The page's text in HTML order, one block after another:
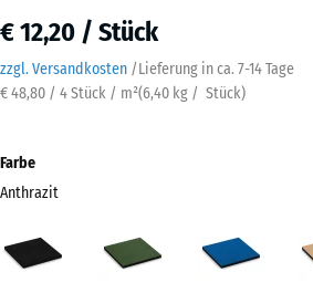
€ 12,20 / Stück
zzgl. Versandkosten /Lieferung in ca. 7-14 Tage
€ 48,80 / 4 Stück / m²(6,40 kg / Stück)
Farbe
Anthrazit
(active)